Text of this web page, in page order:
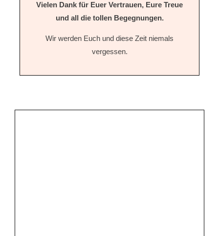
Vielen Dank für Euer Vertrauen, Eure Treue
und all die tollen Begegnungen.
Wir werden Euch und diese Zeit niemals
vergessen.